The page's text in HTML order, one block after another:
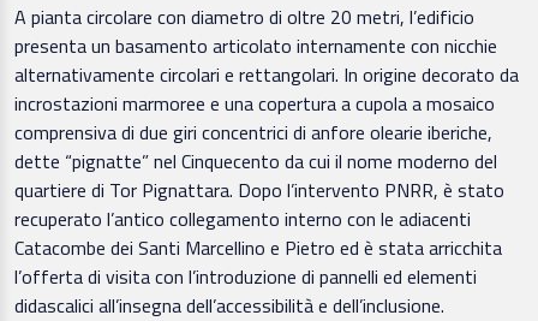
A pianta circolare con diametro di oltre 20 metri, l’edificio
presenta un basamento articolato internamente con nicchie
alternativamente circolari e rettangolari. In origine decorato da
incrostazioni marmoree e una copertura a cupola a mosaico
comprensiva di due giri concentrici di anfore olearie iberiche,
dette “pignatte” nel Cinquecento da cui il nome moderno del
quartiere di Tor Pignattara. Dopo l’intervento PNRR, è stato
recuperato l’antico collegamento interno con le adiacenti
Catacombe dei Santi Marcellino e Pietro ed è stata arricchita
l’offerta di visita con l’introduzione di pannelli ed elementi
didascalici all’insegna dell’accessibilità e dell’inclusione.